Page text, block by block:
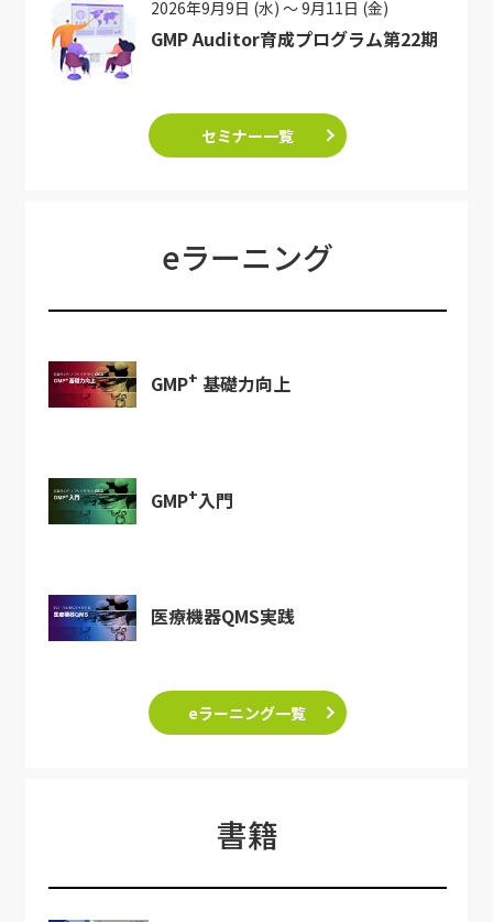
2026年9月9日 (水) ～ 9月11日 (金)
GMP Auditor育成プログラム第22期
セミナー一覧
eラーニング
GMP+ 基礎力向上
GMP+入門
医療機器QMS実践
eラーニング一覧
書籍